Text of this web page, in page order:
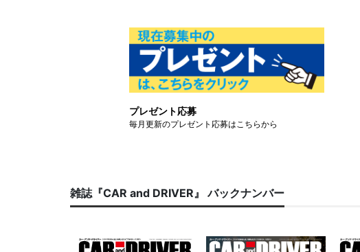
プレゼント応募
毎月更新のプレゼント応募はこちらから
雑誌『CAR and DRIVER』 バックナンバー